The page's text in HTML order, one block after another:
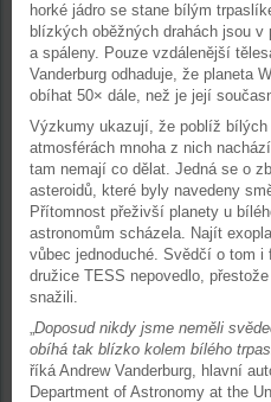
horké jádro se stane bílým
blízkých oběžných drahách jsou v
a spáleny. Pouze vzdálenější
Vanderburg odhaduje, že planeta
obíhat 50× dále, než je její
Výzkumy ukazují, že poblíž
atmosférách mnoha z nich
tam nemají co dělat. Jedná se o
asteroidů, které byly navedeny
Přítomnost přeživší planety u
astronomům scházela. Najít
vůbec jednoduché. Svědčí o tom
družice TESS nepovedlo,
snažili.
„Doposud nikdy jsme neměli
obíhá tak blízko kolem bílého
říká Andrew Vanderburg, hlavní
Department of Astronomy at the